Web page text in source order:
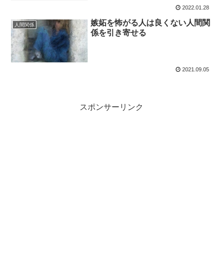
2022.01.28
人間関係
嫉妬を怖がる人は良くない人間関
係を引き寄せる
2021.09.05
スポンサーリンク